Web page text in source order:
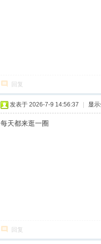
回复
发表于 2026-7-9 14:56:37 显
每天都来逛一圈
回复